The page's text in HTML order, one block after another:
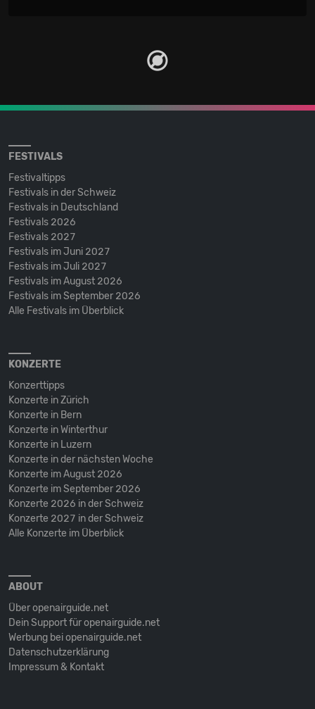
FESTIVALS
Festivaltipps
Festivals in der Schweiz
Festivals in Deutschland
Festivals 2026
Festivals 2027
Festivals im Juni 2027
Festivals im Juli 2027
Festivals im August 2026
Festivals im September 2026
Alle Festivals im Überblick
KONZERTE
Konzerttipps
Konzerte in Zürich
Konzerte in Bern
Konzerte in Winterthur
Konzerte in Luzern
Konzerte in der nächsten Woche
Konzerte im August 2026
Konzerte im September 2026
Konzerte 2026 in der Schweiz
Konzerte 2027 in der Schweiz
Alle Konzerte im Überblick
ABOUT
Über openairguide.net
Dein Support für openairguide.net
Werbung bei openairguide.net
Datenschutz­erklärung
Impressum & Kontakt